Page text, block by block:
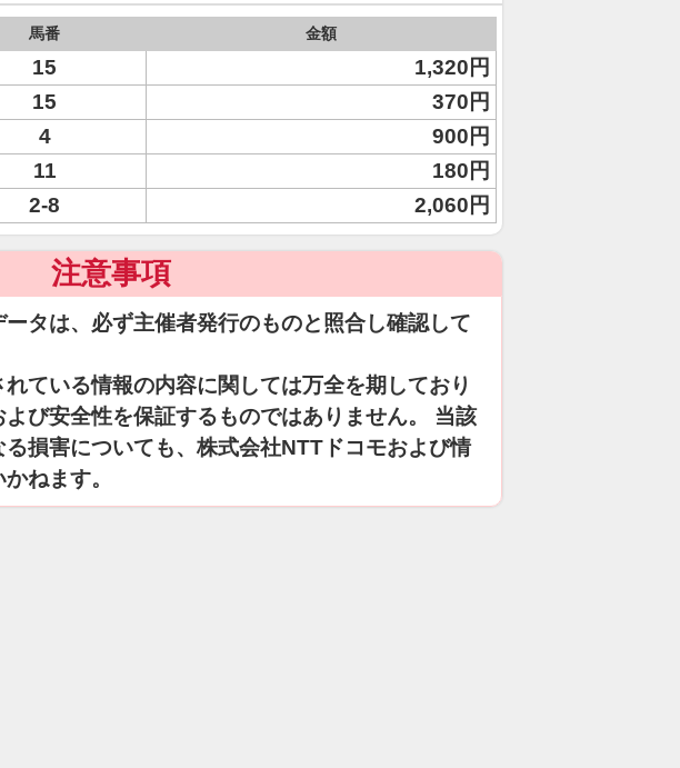
馬番 金額
15 1,320円
15
370円
4
900円
11
180円
2-8 2,060円
注意事項
タは、必ず主催者発行のものと照合し確認して
ている情報の内容に関しては万全を期しており
び安全性を保証するものではありません。 当該
損害についても、株式会社NTTドコモおよび情
ねます。